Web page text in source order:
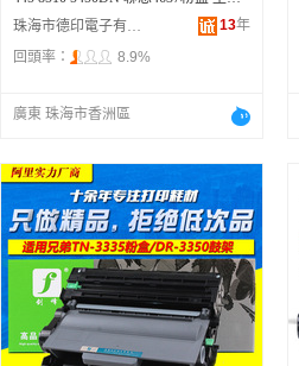
TN3335,HL-5440D珠海市德印電子有限公司 13年
回頭率：
8.9%
廣東 珠海市香洲區